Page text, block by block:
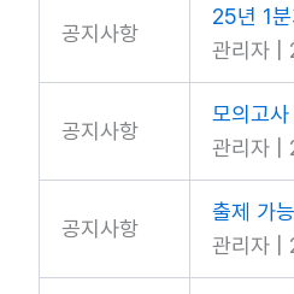
공지사항
25년 1
관리자
공지사항
모의고
관리자
공지사항
출제 가
관리자